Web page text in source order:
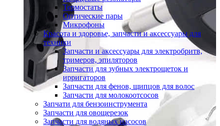
Термостаты
Оптические пары
Микрофоны
Красота и здоровье, запчасти и аксессуары для
техники
Запчасти и аксессуары для электробритв,
тримеров, эпиляторов
Запчасти для зубных электрощеток и
ирригаторов
Запчасти для фенов, щипцов для волос
Запчасти для молокоотсосов
Запчати для бензоинструмента
Запчасти для овощерезок
Запчасти для водяных насосов